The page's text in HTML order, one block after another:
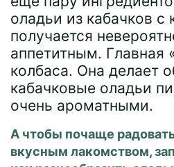
оладьи из кабачков
получается
аппетитным. Главная
колбаса. Она делает
кабачковые оладьи
очень ароматными.
А чтобы почаще
вкусным лакомством,